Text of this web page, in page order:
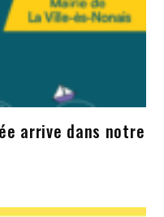
arrive dans notre